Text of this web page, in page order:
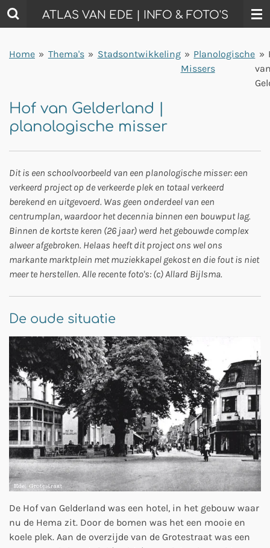
Ga
direct
de
ATLAS VAN EDE | INFO & FOTO'S
Home » Thema's » Stadsontwikkeling » Planologische
Missers
»
Hof van Gelderland |
planologische misser
Dit is een schoolvoorbeeld van een planologische misser: een
verkeerd project op de verkeerde plek en totaal verkeerd
berekend en uitgevoerd. Was geen onderdeel van een
centrumplan, waardoor het decennia binnen een bouwput lag.
Binnen de kortste keren (26 jaar) werd het gebouwde complex
alweer afgebroken. Helaas heeft dit project ons wel ons
markante marktplein met muziekkapel gekost en die fout is niet
meer te herstellen. Alle recente foto's: (c) Allard Bijlsma.
De oude situatie
De Hof van Gelderland was een hotel, in het gebouw waar
nu de Hema zit. Door de bomen was het een mooie en
koele plek. Aan de overzijde van de Grotestraat was een